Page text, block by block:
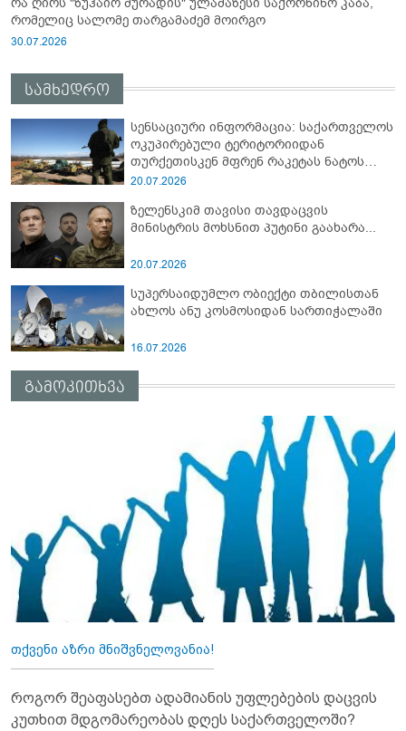
რომელიც სალომე თარგამაძემ მოირგო
30.07.2026
სამხედრო
სენსაციური ინფორმაცია: საქართველოს
ოკუპირებული ტერიტორიიდან
თურქეთისკენ მფრენ რაკეტას ნატოს
სამიტი კინაღამ ჩაუშლია
20.07.2026
ზელენსკიმ თავისი თავდაცვის
მინისტრის მოხსნით პუტინი გაახარა...
20.07.2026
სუპერსაიდუმლო ობიექტი თბილისთან
ახლოს ანუ კოსმოსიდან სართიჭალაში
16.07.2026
გამოკითხვა
თქვენი აზრი მნიშვნელოვანია!
როგორ შეაფასებთ ადამიანის უფლებების დაცვის
კუთხით მდგომარეობას დღეს საქართველოში?